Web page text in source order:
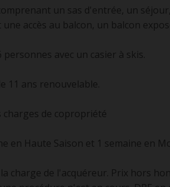
un sas d'entrée, un
accès au balcon, un balcon
avec un casier à skis.
11 ans renouvelable.
charges de copropriété
en Haute Saison et 1 semaine en
charge de l'acquéreur. Prix hors